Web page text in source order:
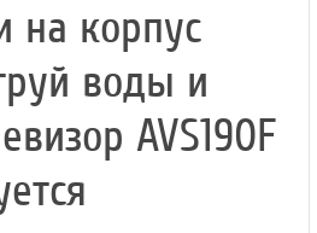
на корпус
воды и
AVS190F